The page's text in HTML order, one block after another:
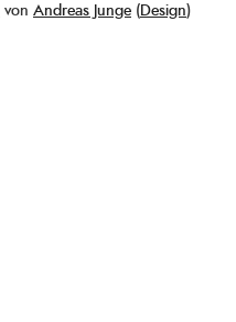
von Andreas Junge (Design)